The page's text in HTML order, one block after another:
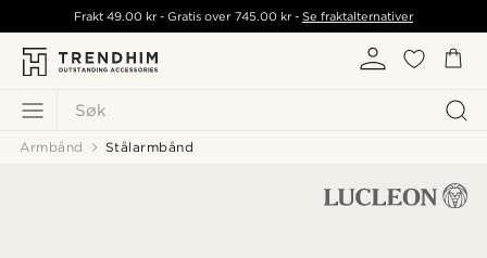
Søk
Frakt49.00 kr - Gratis over 745.00 kr- Se fraktalternativer
Armbånd Stålarmbånd